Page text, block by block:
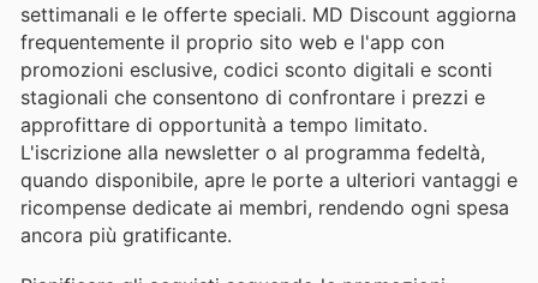
settimanali e le offerte speciali. MD Discount aggiorna
frequentemente il proprio sito web e l'app con
promozioni esclusive, codici sconto digitali e sconti
stagionali che consentono di confrontare i prezzi e
approfittare di opportunità a tempo limitato.
L'iscrizione alla newsletter o al programma fedeltà,
quando disponibile, apre le porte a ulteriori vantaggi e
ricompense dedicate ai membri, rendendo ogni spesa
ancora più gratificante.